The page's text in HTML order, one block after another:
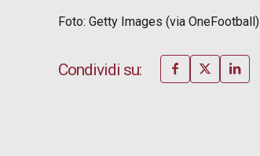
Foto: Getty Images (via OneFootball)
Condividi su: